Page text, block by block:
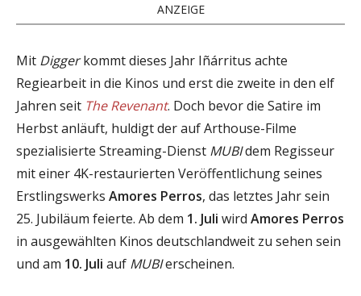
ANZEIGE
Mit Diggerkommt dieses Jahr Iñárritus achte
Regiearbeit in die Kinos und erst die zweite in den elf
Jahren seit The Revenant. Doch bevor die Satire im
Herbst anläuft, huldigt der auf Arthouse-Filme
spezialisierte Streaming-Dienst MUBIdem Regisseur
mit einer 4K-restaurierten Veröffentlichung seines
Erstlingswerks Amores Perros, das letztes Jahr sein
25. Jubiläum feierte. Ab dem 1. Juli wird Amores Perros
in ausgewählten Kinos deutschlandweit zu sehen sein
und am 10. Juli auf MUBIerscheinen.